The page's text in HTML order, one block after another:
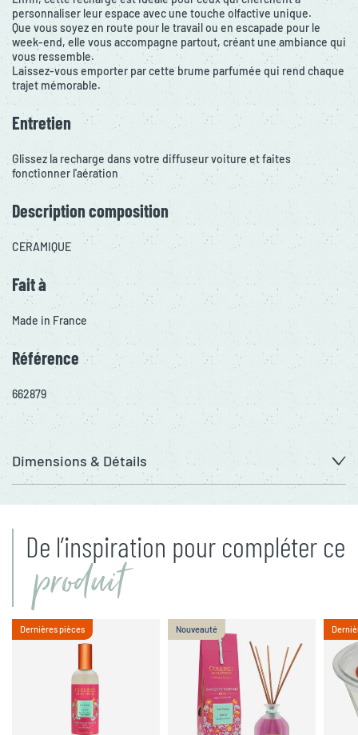
personnaliser leur espace avec une touche olfactive unique.
Que vous soyez en route pour le travail ou en escapade pour le
week-end, elle vous accompagne partout, créant une ambiance qui
vous ressemble.
Laissez-vous emporter par cette brume parfumée qui rend chaque
trajet mémorable.
Entretien
Glissez la recharge dans votre diffuseur voiture et faites
fonctionner l'aération
Description composition
CERAMIQUE
Fait à
Made in France
Référence
662879
Dimensions & Détails
De l’inspiration pour compléter ce
produit
Dernières pièces Nouveauté